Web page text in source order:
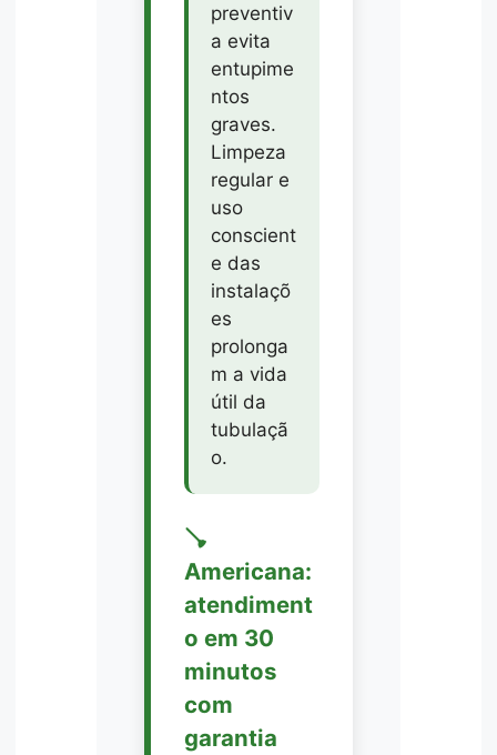
preventiv
a evita
entupime
ntos
graves.
Limpeza
regular e
uso
conscient
e das
instalaçõ
es
prolonga
m a vida
útil da
tubulaçã
o.
🪠
Americana:
atendiment
o em 30
minutos
com
garantia